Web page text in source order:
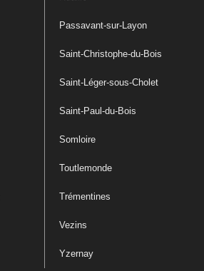
Passavant-sur-Layon
Saint-Christophe-du-Bois
Saint-Léger-sous-Cholet
Saint-Paul-du-Bois
Somloire
Toutlemonde
Trémentines
Vezins
Yzernay